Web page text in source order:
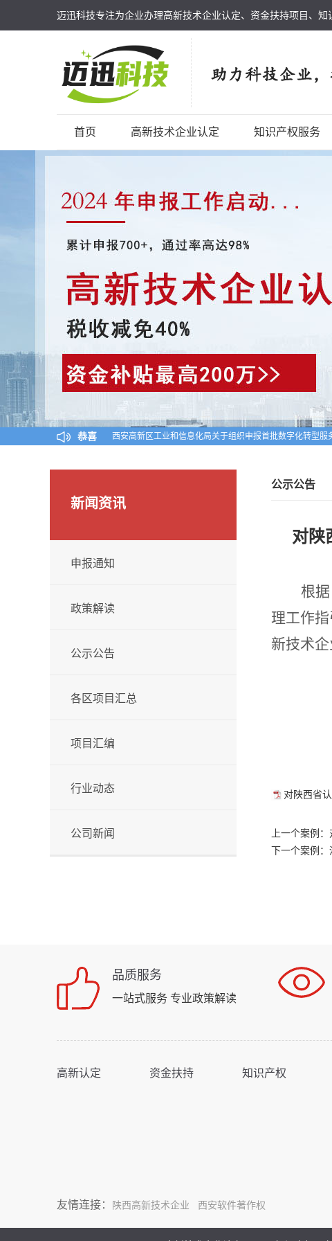
迈迅科技专注为企业办理高新技术企业认定、资金扶持项目、知
首页 高新技术企业认定 知识产权服务
恭喜
西安高新区工业和信息化局关于组织申报首批数字化转型服
对陕西省认定机构2025年认定报备的第一批高新技术企业进
公示公告
对陕
根
理工作
新技术
对陕西省
上一个案例：
下一个案例：
新闻资讯
申报通知
政策解读
公示公告
各区项目汇总
项目汇编
行业动态
公司新闻
品质服务
一站式服务 专业政策解读
高新认定 资金扶持 知识产权
友情连接： 陕西高新技术企业 西安软件著作权